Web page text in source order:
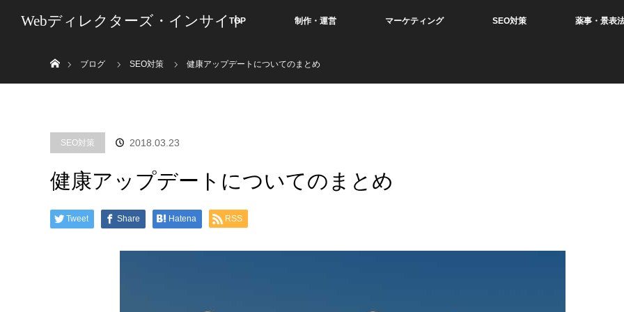
Webディレクターズ・インサイト
TOP 制作・運営 マーケティング SEO対策 薬事・景表
ブログ
SEO対策 健康アップデートについてのまとめ
SEO対策 2018.03.23
健康アップデートについてのまとめ
Tweet Share Hatena RSS